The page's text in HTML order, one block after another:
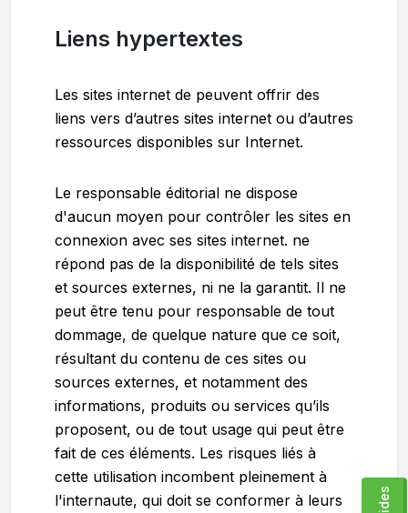
Liens hypertextes
Les sites internet de peuvent offrir des
liens vers d’autres sites internet ou d’autres
ressources disponibles sur Internet.
Le responsable éditorial ne dispose
d'aucun moyen pour contrôler les sites en
connexion avec ses sites internet. ne
répond pas de la disponibilité de tels sites
et sources externes, ni ne la garantit. Il ne
peut être tenu pour responsable de tout
dommage, de quelque nature que ce soit,
résultant du contenu de ces sites ou
sources externes, et notamment des
informations, produits ou services qu’ils
proposent, ou de tout usage qui peut être
fait de ces éléments. Les risques liés à
cette utilisation incombent pleinement à
l'internaute, qui doit se conformer à leurs